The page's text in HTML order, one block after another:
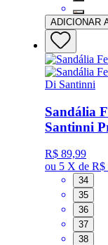
ADICIONAR
Di Santinni
Sandália
Santinni
R$ 89,99
ou 5 X de R$
34
35
36
37
38